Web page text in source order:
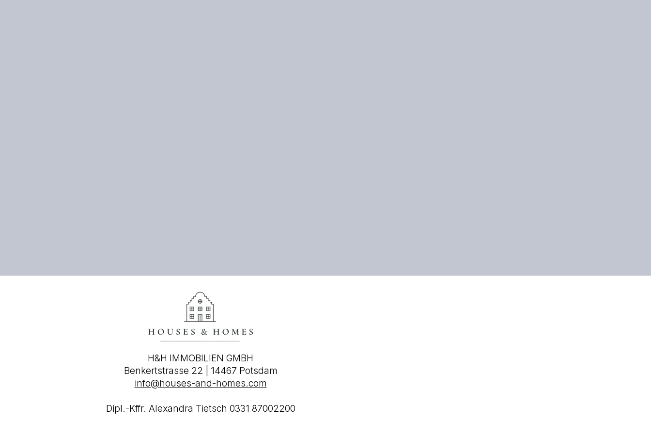
H&H IMMOBILIEN GMBH
Benkertstrasse 22 | 14467 Potsdam
info@houses-and-homes.com
Dipl.-Kffr. Alexandra Tietsch 0331 87002200